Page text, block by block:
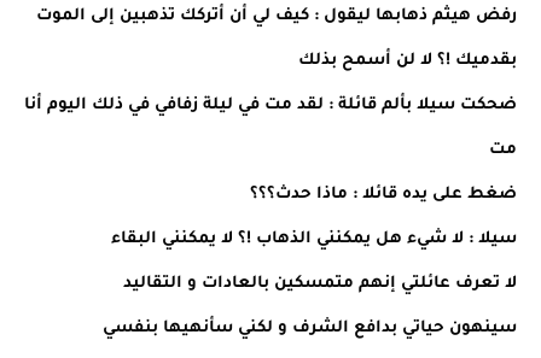
رفض هيثم ذهابها ليقول : كيف لي أن أتركك تذهبين إلى الموت
بقدميك !؟ لا لن أسمح بذلك
ضحكت سيلا بألم قائلة : لقد مت في ليلة زفافي في ذلك اليوم أنا
مت
ضغط على يده قائلا : ماذا حدث؟؟؟
سيلا : لا شيء هل يمكنني الذهاب !؟ لا يمكنني البقاء
لا تعرف عائلتي إنهم متمسكين بالعادات و التقاليد
سينهون حياتي بدافع الشرف و لكني سأنهيها بنفسي